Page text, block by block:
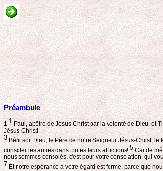
Préambule
1 1Paul, apôtre de Jésus-Christ par la volonté de Dieu, et
Jésus-Christ!
3 Béni soit Dieu, le Père de notre Seigneur Jésus-Christ,
consoler les autres dans toutes leurs afflictions! 5Car de
nous sommes consolés, c'est pour votre consolation, qui
7Et notre espérance à votre égard est ferme, parce que